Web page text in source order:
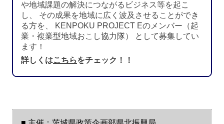
や地域課題の解決につながるビジネス等を起こ
し、 その成果を地域に広く波及させることができ
る方を、 KENPOKU PROJECT Eのメンバー（起
業・複業型地域おこし協力隊） として募集してい
ます！
詳しくはこちらをチェック！！